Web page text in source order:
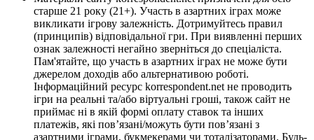
старше 21 року (21+). Участь в азартних іграх може
викликати ігрову залежність. Дотримуйтесь правил
(принципів) відповідальної гри. При виявленні перших
ознак залежності негайно зверніться до спеціаліста.
Пам'ятайте, що участь в азартних іграх не може бути
джерелом доходів або альтернативою роботі.
Інформаційний ресурс korrespondent.net не проводить
ігри на реальні та/або віртуальні гроші, також сайт не
приймає ні в якій формі оплату ставок та інших
платежів, які пов’язані/можуть бути пов’язані з
азартними іграми, букмекерами чи тоталізаторами. Будь-